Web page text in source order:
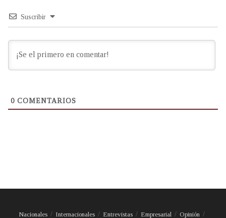
Suscribir
0 COMENTARIOS
Nacionales Internacionales Entrevistas Empresarial Opinión